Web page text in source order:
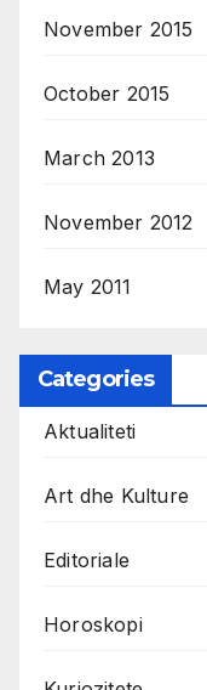
November 2015
October 2015
March 2013
November 2012
May 2011
Categories
Aktualiteti
Art dhe Kulture
Editoriale
Horoskopi